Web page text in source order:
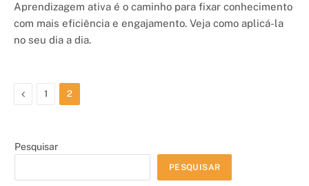
Aprendizagem ativa é o caminho para fixar conhecimento
com mais eficiência e engajamento. Veja como aplicá-la
no seu dia a dia.
Previous
1 2
Pesquisar
PESQUISAR